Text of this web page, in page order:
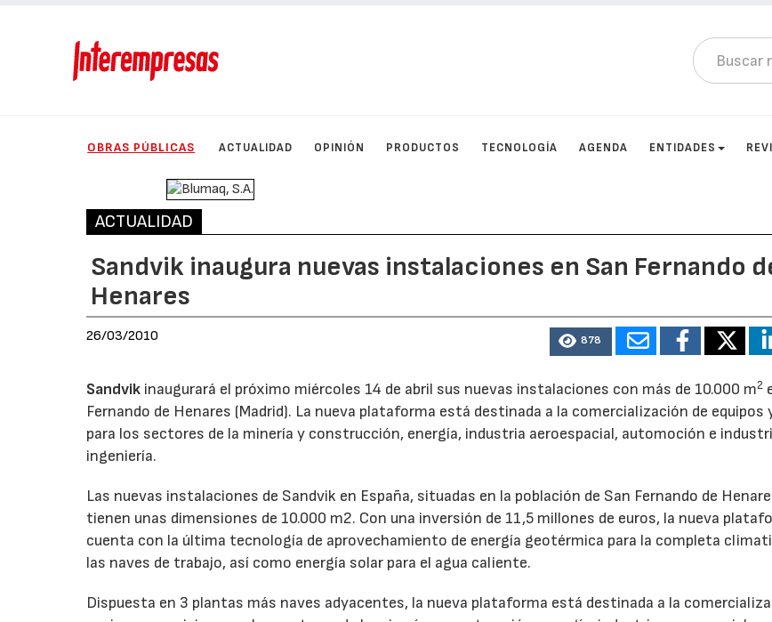
OBRAS PÚBLICAS ACTUALIDAD OPINIÓN PRODUCTOS TECNOLOGÍA AGENDA ENTIDADES
ACTUALIDAD
Sandvik inaugura nuevas instalaciones en San Fernando
Henares
26/03/2010 878
Sandvik inaugurará el próximo miércoles 14 de abril sus nuevas instalaciones con más de 10.000 m2
Fernando de Henares (Madrid). La nueva plataforma está destinada a la comercialización de equipos
para los sectores de la minería y construcción, energía, industria aeroespacial, automoción e
ingeniería.
Las nuevas instalaciones de Sandvik en España, situadas en la población de San Fernando de
tienen unas dimensiones de 10.000 m2. Con una inversión de 11,5 millones de euros, la nueva
cuenta con la última tecnología de aprovechamiento de energía geotérmica para la completa
las naves de trabajo, así como energía solar para el agua caliente.
Dispuesta en 3 plantas más naves adyacentes, la nueva plataforma está destinada a la